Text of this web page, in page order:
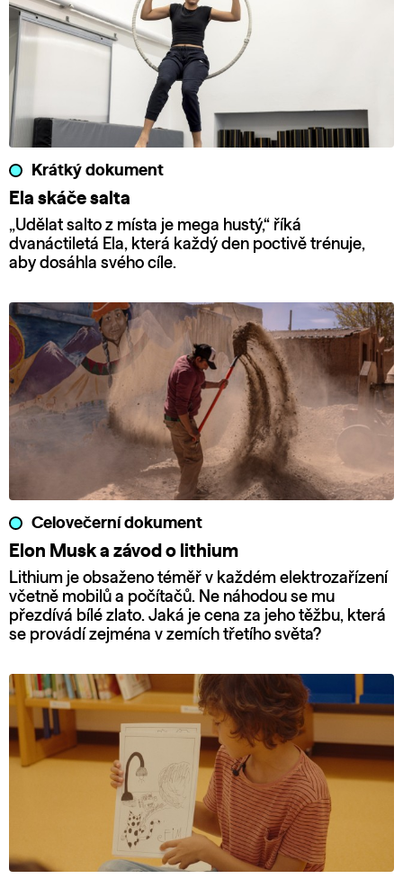
Krátký dokument
Ela skáče salta
„Udělat salto z místa je mega hustý,“ říká
dvanáctiletá Ela, která každý den poctivě trénuje,
aby dosáhla svého cíle.
Celovečerní dokument
Elon Musk a závod o lithium
Lithium je obsaženo téměř v každém elektrozařízení
včetně mobilů a počítačů. Ne náhodou se mu
přezdívá bílé zlato. Jaká je cena za jeho těžbu, která
se provádí zejména v zemích třetího světa?